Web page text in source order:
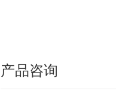
产品咨询